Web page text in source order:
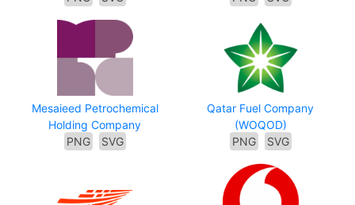
Mesaieed Petrochemical
Holding Company
PNG
SVG
Qatar Fuel Company
(WOQOD)
PNG
SVG